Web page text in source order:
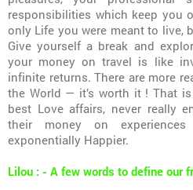
responsibilities which keep you
only Life you were meant to live,
Give yourself a break and
your money on travel is like
infinite returns. There are more
the World — it’s worth it ! That
best Love affairs, never really
their money on
exponentially Happier.
Lilou : - A few words to define our